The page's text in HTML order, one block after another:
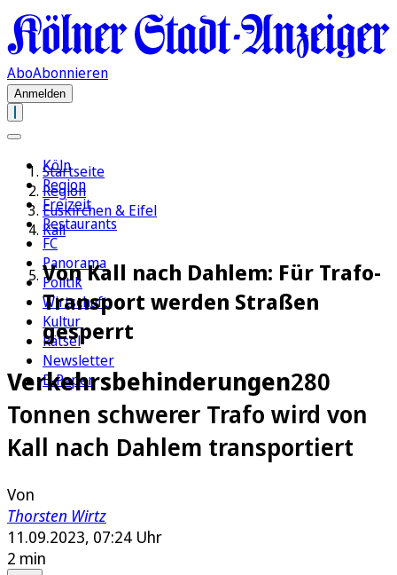
AboAbonnieren
Anmelden
Köln
Region
Freizeit
Restaurants
FC
Panorama
Politik
Wirtschaft
Kultur
Rätsel
Newsletter
E-Paper
Startseite
Region
Euskirchen & Eifel
Kall
Von Kall nach Dahlem: Für Trafo-
Transport werden Straßen
gesperrt
Verkehrsbehinderungen280
Tonnen schwerer Trafo wird von
Kall nach Dahlem transportiert
Von
Thorsten Wirtz
11.09.2023, 07:24 Uhr
2 min